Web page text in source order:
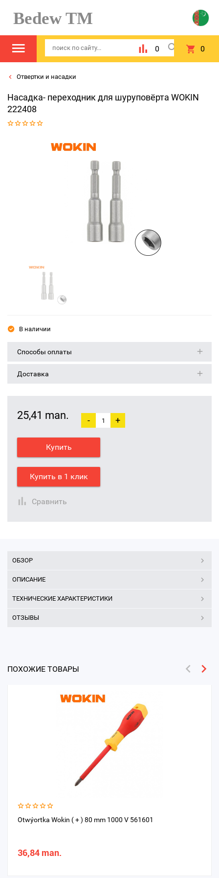
Bedew TM
0 0
Отвертки и насадки
Насадка- переходник для шуруповёрта WOKIN
222408
В наличии
Способы оплаты
Доставка
25,41 man. - +
Купить
Купить в 1 клик
Сравнить
ОБЗОР
ОПИСАНИЕ
ТЕХНИЧЕСКИЕ ХАРАКТЕРИСТИКИ
ОТЗЫВЫ
ПОХОЖИЕ ТОВАРЫ
Otwýortka Wokin ( + ) 80 mm 1000 V 561601
36,84 man.